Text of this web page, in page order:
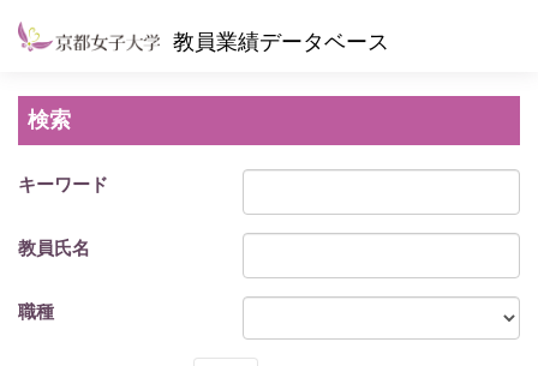
教員業績データベース
検索
キーワード
教員氏名
職種